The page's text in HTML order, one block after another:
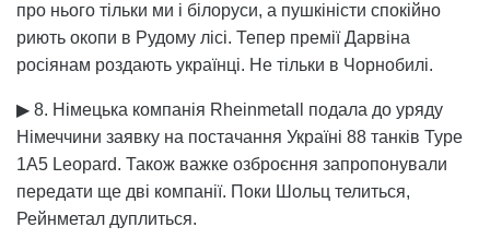
про нього тільки ми і білоруси, а пушкіністи спокійно
риють окопи в Рудому лісі. Тепер премії Дарвіна
росіянам роздають українці. Не тільки в Чорнобилі.
▶ 8. Німецька компанія Rheinmetall подала до уряду
Німеччини заявку на постачання Україні 88 танків Type
1A5 Leopard. Також важке озброєння запропонували
передати ще дві компанії. Поки Шольц телиться,
Рейнметал дуплиться.